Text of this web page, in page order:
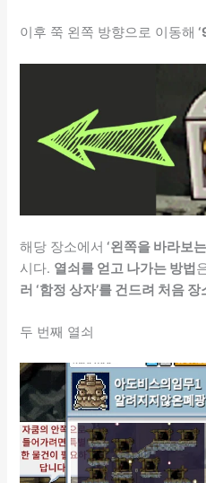
이후 쭉 왼쪽 방향으로 이동해
해당 장소에서 ‘왼쪽을 바라보
시다. 열쇠를 얻고 나가는 방법
러 ‘함정 상자’를 건드려 처음
두 번째 열쇠